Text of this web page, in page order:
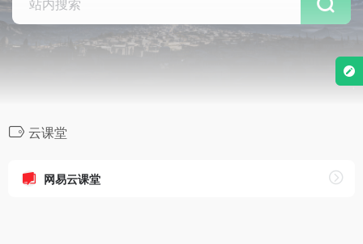
云课堂
网易云课堂